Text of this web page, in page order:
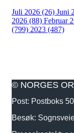
Juli 2026 (26) Juni
2026 (88) Februar
(799) 2023 (487)
© NORGES
Post: Postboks
Besøk: